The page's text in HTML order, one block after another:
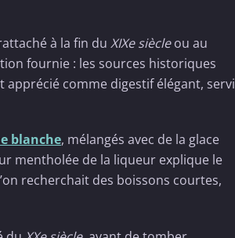
à la fin du XIXe siècleou au
fournie : les sources historiques
comme digestif élégant, servi
blanche, mélangés avec de la glace
mentholée de la liqueur explique le
recherchait des boissons courtes,